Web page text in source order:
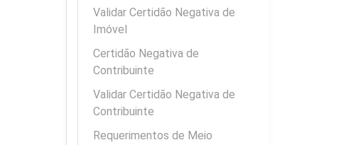
Validar Certidão Negativa de
Imóvel
Certidão Negativa de
Contribuinte
Validar Certidão Negativa de
Contribuinte
Requerimentos de Meio